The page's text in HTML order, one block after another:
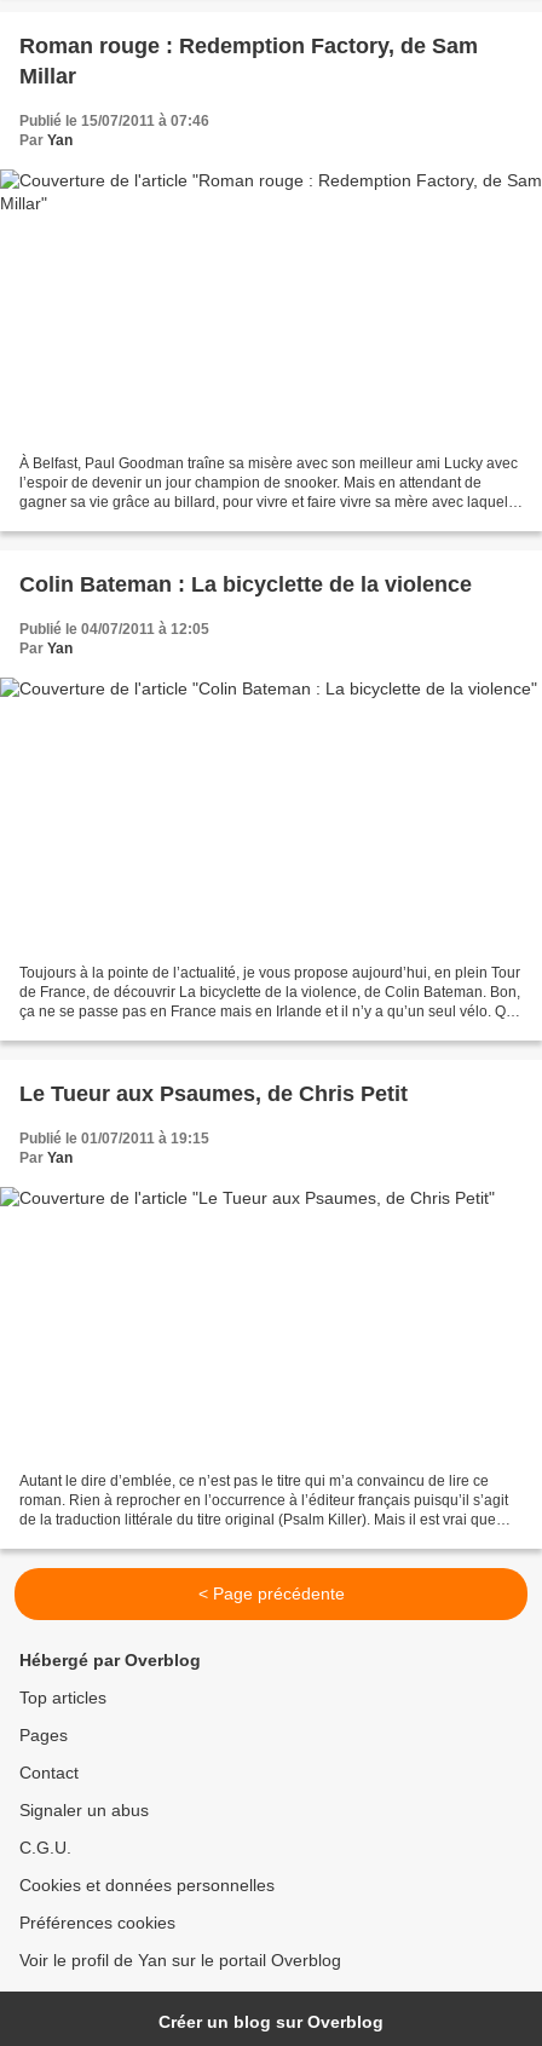
Roman rouge : Redemption Factory, de Sam
Millar
Publié le 15/07/2011 à 07:46
Par Yan
À Belfast, Paul Goodman traîne sa misère avec son meilleur ami Lucky avec
l’espoir de devenir un jour champion de snooker. Mais en attendant de
gagner sa vie grâce au billard, pour vivre et faire vivre sa mère avec laquelle
Colin Bateman : La bicyclette de la violence
Publié le 04/07/2011 à 12:05
Par Yan
Toujours à la pointe de l’actualité, je vous propose aujourd’hui, en plein Tour
de France, de découvrir La bicyclette de la violence, de Colin Bateman. Bon,
ça ne se passe pas en France mais en Irlande et il n’y a qu’un seul vélo. Qui
Le Tueur aux Psaumes, de Chris Petit
Publié le 01/07/2011 à 19:15
Par Yan
Autant le dire d’emblée, ce n’est pas le titre qui m’a convaincu de lire ce
roman. Rien à reprocher en l’occurrence à l’éditeur français puisqu’il s’agit
de la traduction littérale du titre original (Psalm Killer). Mais il est vrai que
< Page précédente
Hébergé par Overblog
Top articles
Pages
Contact
Signaler un abus
C.G.U.
Cookies et données personnelles
Préférences cookies
Voir le profil de Yan sur le portail Overblog
Créer un blog sur Overblog